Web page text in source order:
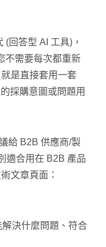
(回答型 AI 工具)，
不需要每次都重新
是直接套用一套
採購意圖或問題用
給 B2B 供應商/製
適合用在 B2B 產品
文章頁面：
決什麼問題、符合